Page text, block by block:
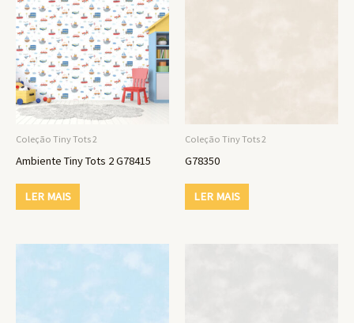
Coleção Tiny Tots 2
Ambiente Tiny Tots 2 G78415
LER MAIS
Coleção Tiny Tots 2
G78350
LER MAIS